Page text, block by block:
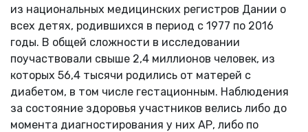
из национальных медицинских регистров Дании о
всех детях, родившихся в период с 1977 по 2016
годы. В общей сложности в исследовании
поучаствовали свыше 2,4 миллионов человек, из
которых 56,4 тысячи родились от матерей с
диабетом, в том числе гестационным. Наблюдения
за состояние здоровья участников велись либо до
момента диагностирования у них АР, либо по